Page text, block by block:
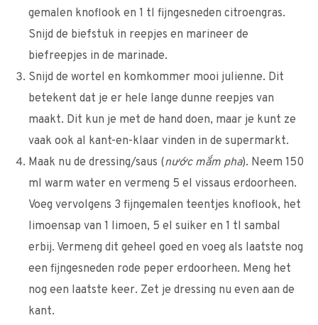
gemalen knoflook en 1 tl fijngesneden citroengras.
Snijd de biefstuk in reepjes en marineer de
biefreepjes in de marinade.
Snijd de wortel en komkommer mooi julienne. Dit
betekent dat je er hele lange dunne reepjes van
maakt. Dit kun je met de hand doen, maar je kunt ze
vaak ook al kant-en-klaar vinden in de supermarkt.
Maak nu de dressing/saus (nước mắm pha). Neem 150
ml warm water en vermeng 5 el vissaus erdoorheen.
Voeg vervolgens 3 fijngemalen teentjes knoflook, het
limoensap van 1 limoen, 5 el suiker en 1 tl sambal
erbij. Vermeng dit geheel goed en voeg als laatste nog
een fijngesneden rode peper erdoorheen. Meng het
nog een laatste keer. Zet je dressing nu even aan de
kant.